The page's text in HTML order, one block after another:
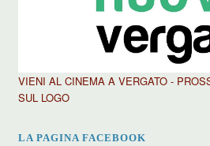
VIENI AL CINEMA A VERGATO -
SUL LOGO
LA PAGINA FACEBOOK